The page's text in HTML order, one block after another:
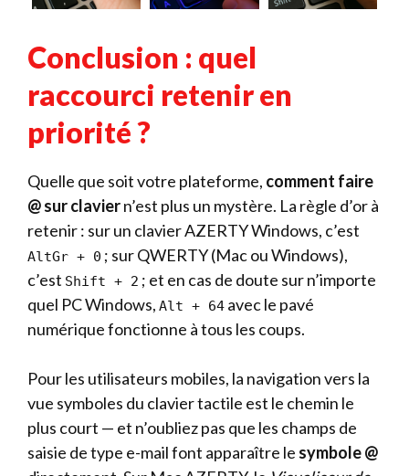
Conclusion : quel
raccourci retenir en
priorité ?
Quelle que soit votre plateforme, comment faire
@ sur claviern’est plus un mystère. La règle d’or à
retenir : sur un clavier AZERTY Windows, c’est
AltGr + 0 ; sur QWERTY (Mac ou Windows),
c’est Shift + 2 ; et en cas de doute sur n’importe
quel PC Windows, Alt + 64 avec le pavé
numérique fonctionne à tous les coups.
Pour les utilisateurs mobiles, la navigation vers la
vue symboles du clavier tactile est le chemin le
plus court — et n’oubliez pas que les champs de
saisie de type e-mail font apparaître le symbole @